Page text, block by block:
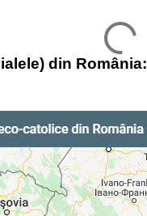
din România: